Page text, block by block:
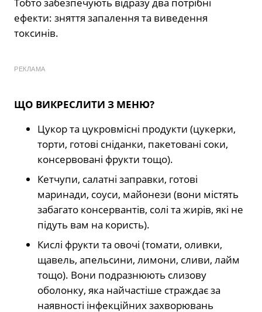
ефекти: зняття запалення та виведення
токсинів.
РЕКЛАМА
ЩО ВИКРЕСЛИТИ З МЕНЮ?
Цукор та цукровмісні продукти (цукерки,
торти, готові сніданки, пакетовані соки,
консервовані фрукти тощо).
Кетчупи, салатні заправки, готові
маринади, соуси, майонези (вони містять
забагато консервантів, солі та жирів, які не
підуть вам на користь).
Кислі фрукти та овочі (томати, оливки,
щавель, апельсини, лимони, сливи, лайм
тощо). Вони подразнюють слизову
оболонку, яка найчастіше страждає за
наявності інфекційних захворювань